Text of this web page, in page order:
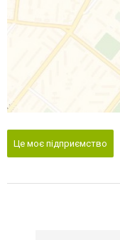
Це моє підприємство